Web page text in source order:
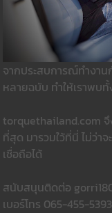
จากประสบการณ์ทำงา
หลายฉบับ ทำให้เราพบ
torquethailand.com จึ
ที่สุด มารวมใว้ที่นี่ ไม่ว่
เชื่อถือได้
สนับสนุนติดต่อ
เบอร์โทร 065-455-5393